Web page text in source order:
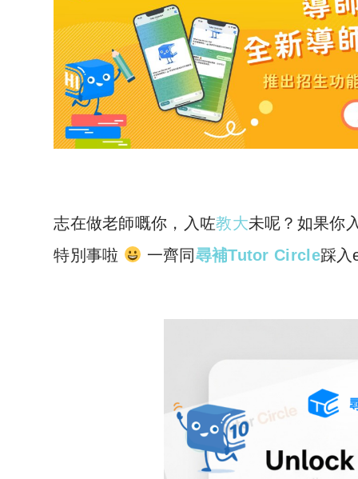
志在做老師嘅你，入咗教大未呢？如果你
特別事啦
一齊同尋補Tutor Circle踩入